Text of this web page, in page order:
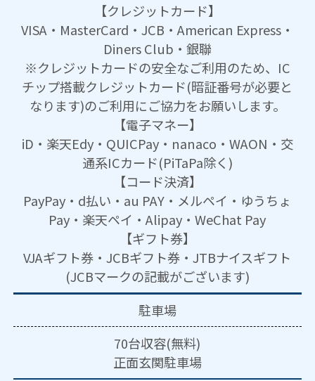
【クレジットカード】
VISA・MasterCard・JCB・American Express・
Diners Club・銀聯
※クレジットカードの安全なご利用のため、IC
チップ搭載クレジットカード(暗証番号が必要と
なります)のご利用にご協力をお願いします。
【電子マネー】
iD・楽天Edy・QUICPay・nanaco・WAON・交
通系ICカード(PiTaPa除く)
【コード決済】
PayPay・d払い・au PAY・メルペイ・ゆうちょ
Pay・楽天ペイ・Alipay・WeChat Pay
【ギフト券】
VJAギフト券・JCBギフト券・JTBナイスギフト
(JCBマークの記載がございます)
駐車場
70台収容(無料)
正面玄関駐車場